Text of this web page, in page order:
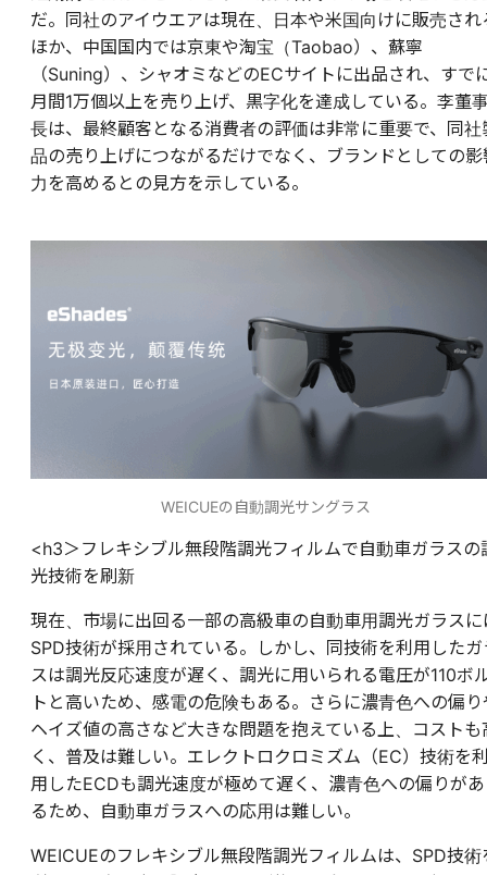
だ。同社のアイウエアは現在、日本や米国向けに販売され
ほか、中国国内では京東や淘宝（Taobao）、蘇寧
（Suning）、シャオミなどのECサイトに出品され、すで
月間1万個以上を売り上げ、黒字化を達成している。李董
長は、最終顧客となる消費者の評価は非常に重要で、同社
品の売り上げにつながるだけでなく、ブランドとしての影
力を高めるとの見方を示している。
WEICUEの自動調光サングラス
<h3＞フレキシブル無段階調光フィルムで自動車ガラスの
光技術を刷新
現在、市場に出回る一部の高級車の自動車用調光ガラスに
SPD技術が採用されている。しかし、同技術を利用したガ
スは調光反応速度が遅く、調光に用いられる電圧が110ボ
トと高いため、感電の危険もある。さらに濃青色への偏り
ヘイズ値の高さなど大きな問題を抱えている上、コストも
く、普及は難しい。エレクトロクロミズム（EC）技術を
用したECDも調光速度が極めて遅く、濃青色への偏りがあ
るため、自動車ガラスへの応用は難しい。
WEICUEのフレキシブル無段階調光フィルムは、SPD技術